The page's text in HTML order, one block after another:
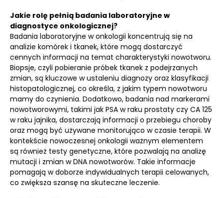
Jakie rolę pełnią badania laboratoryjne w
diagnostyce onkologicznej?
Badania laboratoryjne w onkologii koncentrują się na
analizie komórek i tkanek, które mogą dostarczyć
cennych informacji na temat charakterystyki nowotworu.
Biopsje, czyli pobieranie próbek tkanek z podejrzanych
zmian, są kluczowe w ustaleniu diagnozy oraz klasyfikacji
histopatologicznej, co określa, z jakim typem nowotworu
mamy do czynienia. Dodatkowo, badania nad markerami
nowotworowymi, takimi jak PSA w raku prostaty czy CA 125
w raku jajnika, dostarczają informacji o przebiegu choroby
oraz mogą być używane monitorująco w czasie terapii. W
kontekście nowoczesnej onkologii ważnym elementem
są również testy genetyczne, które pozwalają na analizę
mutacji i zmian w DNA nowotworów. Takie informacje
pomagają w doborze indywidualnych terapii celowanych,
co zwiększa szansę na skuteczne leczenie.